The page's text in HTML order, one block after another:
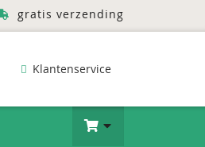
gratis verzending
Klantenservice